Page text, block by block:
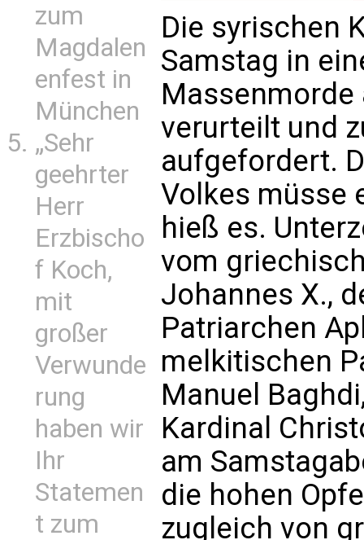
zum
Magdalen
enfest in
München
„Sehr
geehrter
Herr
Erzbischo
f Koch,
mit
großer
Verwunde
rung
haben wir
Ihr
Statemen
t zum
Die syrischen
Samstag in
verurteilt und
aufgefordert.
Volkes müsse
hieß es.
vom
Johannes X.,
Patriarchen
melkitischen
Manuel
Kardinal
am
die hohen
zugleich von